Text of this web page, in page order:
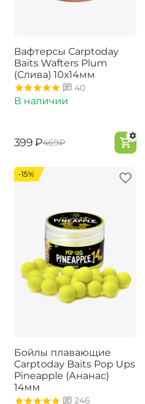
Вафтерсы Carptoday
Baits Wafters Plum
(Слива) 10х14мм
40
В наличии
‍399‍ ₽‍469‍₽
-15%
Бойлы плавающие
Carptoday Baits Pop Ups
Pineapple (Ананас)
14мм
246